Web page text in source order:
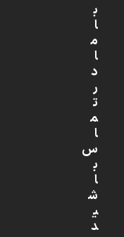
ب
ا
م
ا
د
ر
ت
م
ا
س
ب
ا
ش
ی
د